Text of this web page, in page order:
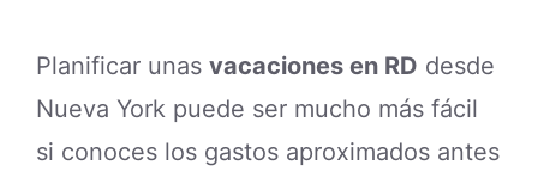
Planificar unas vacaciones en RD desde
Nueva York puede ser mucho más fácil
si conoces los gastos aproximados antes